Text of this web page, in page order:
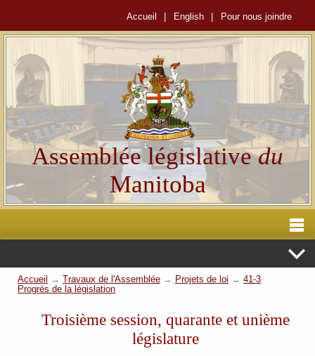
Accueil English Pour nous joindre
Assemblée législativedu
Manitoba
Accueil → Travaux de l'Assemblée → Projets de loi → 41-3
Progrès de la législation
Troisième session, quarante et unième
législature